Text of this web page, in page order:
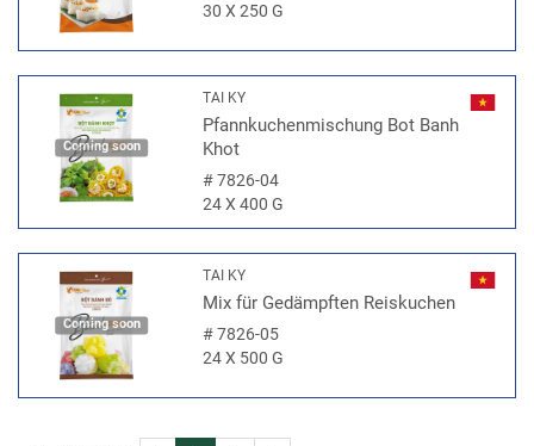
30 X 250 G
Coming soon
TAI KY
Pfannkuchenmischung Bot Banh
Khot
#7826-04
24 X 400 G
Coming soon
TAI KY
Mix für Gedämpften Reiskuchen
#7826-05
24 X 500 G